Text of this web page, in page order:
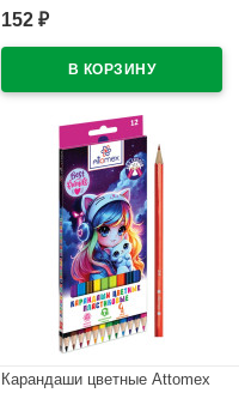
Единорог (Unicorn)
152 ₽
Карандаши цветные Attomex